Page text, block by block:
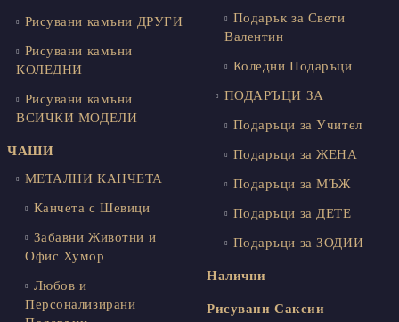
Рисувани камъни ДРУГИ
Рисувани камъни
КОЛЕДНИ
Рисувани камъни
ВСИЧКИ МОДЕЛИ
ЧАШИ
МЕТАЛНИ КАНЧЕТА
Канчета с Шевици
Забавни Животни и
Офис Хумор
Любов и
Персонализирани
Подарък за Свети
Валентин
Коледни Подаръци
ПОДАРЪЦИ ЗА
Подаръци за Учител
Подаръци за ЖЕНА
Подаръци за МЪЖ
Подаръци за ДЕТЕ
Подаръци за ЗОДИИ
Налични
Рисувани Саксии